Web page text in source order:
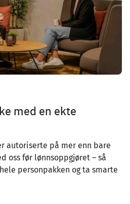
med en ekte
autoriserte på mer enn bare
oss før lønnsoppgjøret – så
personpakken og ta smarte